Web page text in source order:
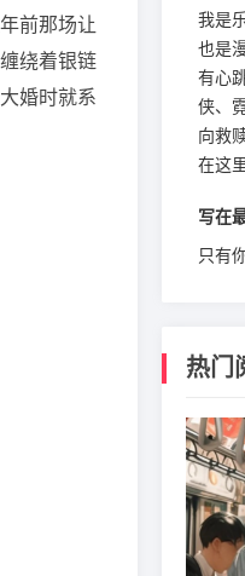
前那场让
绕着银链
婚时就系
我是‌
也是
有心
侠、
向救
在这
写在
只有
热门